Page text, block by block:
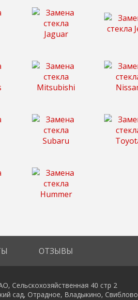
ОТЗЫВЫ
Сельскохозяйственная 40 стр 2
сад, Отрадное, Владыкино, Свиблово